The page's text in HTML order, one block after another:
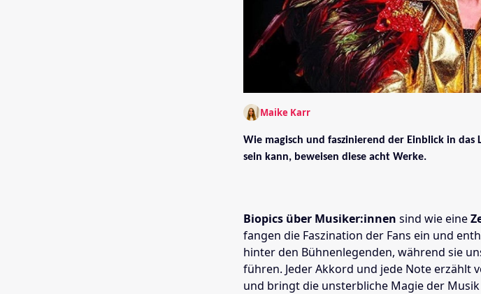
Maike Karr
Wie magisch und faszinierend der Einblick in das
sein kann, beweisen diese acht Werke.
Biopics über Musiker:innen sind wie eine
fangen die Faszination der Fans ein und
hinter den Bühnenlegenden, während sie
führen. Jeder Akkord und jede Note erzählt
und bringt die unsterbliche Magie der Musik